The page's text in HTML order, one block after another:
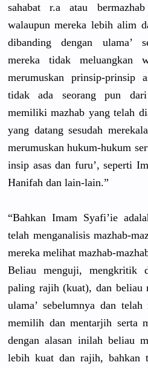
sahabat r.a atau
walaupun mereka lebih alim
dibanding dengan ulama’
mereka tidak meluangkan
merumuskan prinsip-prinsip
tidak ada seorang pun
memiliki mazhab yang telah
yang datang sesudah
merumuskan hukum-hukum
insip asas dan furu’, seperti
Hanifah dan lain-lain.”
“Bahkan Imam Syafi’ie
telah menganalisis mazhab-
mereka melihat mazhab-maz
Beliau menguji, mengkritik
paling rajih (kuat), dan beliau
ulama’ sebelumnyadan telah
memilih dan mentarjih serta
dengan alasan inilah beliau
lebih kuat dan rajih, bahkan